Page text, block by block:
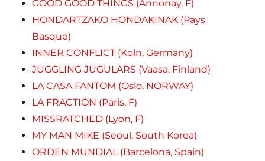
GOOD GOOD THINGS (Annonay, F)
HONDARTZAKO HONDAKINAK (Pays
Basque)
INNER CONFLICT (Koln, Germany)
JUGGLING JUGULARS (Vaasa, Finland)
LA CASA FANTOM (Oslo, NORWAY)
LA FRACTION (Paris, F)
MISSRATCHED (Lyon, F)
MY MAN MIKE (Seoul, South Korea)
ORDEN MUNDIAL (Barcelona, Spain)